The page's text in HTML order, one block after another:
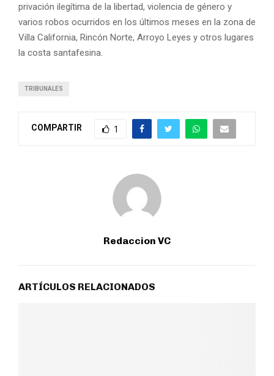
privación ilegítima de la libertad, violencia de género y
varios robos ocurridos en los últimos meses en la zona de
Villa California, Rincón Norte, Arroyo Leyes y otros lugares
la costa santafesina.
TRIBUNALES
COMPARTIR 1
Redaccion VC
ARTÍCULOS RELACIONADOS